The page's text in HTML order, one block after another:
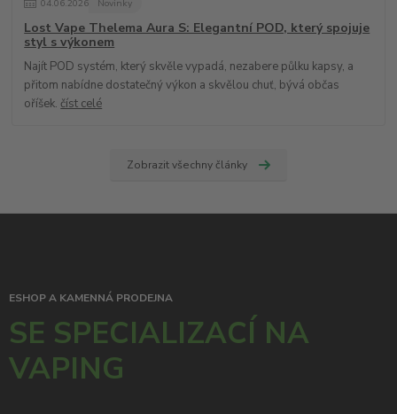
04.06.2026 Novinky
Lost Vape Thelema Aura S: Elegantní POD, který spojuje
styl s výkonem
Najít POD systém, který skvěle vypadá, nezabere půlku kapsy, a
přitom nabídne dostatečný výkon a skvělou chuť, bývá občas
oříšek. číst celé
Zobrazit všechny články
ESHOP A KAMENNÁ PRODEJNA
SE SPECIALIZACÍ NA
VAPING